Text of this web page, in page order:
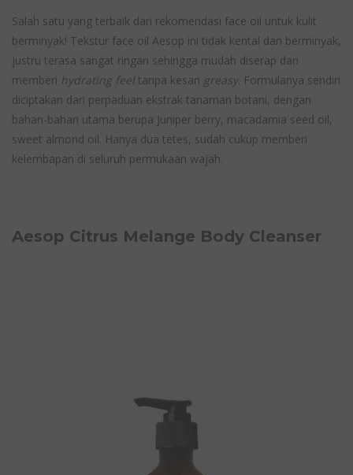
Salah satu yang terbaik dari rekomendasi face oil untuk kulit
berminyak! Tekstur face oil Aesop ini tidak kental dan berminyak,
justru terasa sangat ringan sehingga mudah diserap dan
memberi hydrating feeltanpa kesan greasy. Formulanya sendiri
diciptakan dari perpaduan ekstrak tanaman botani, dengan
bahan-bahan utama berupa Juniper berry, macadamia seed oil,
sweet almond oil. Hanya dua tetes, sudah cukup memberi
kelembapan di seluruh permukaan wajah.
Aesop Citrus Melange Body Cleanser